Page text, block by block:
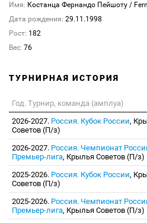
Имя: Костанца Фернандо Пейшоту /
Дата рождения: 29.11.1998
Рост: 182
Вес: 76
ТУРНИРНАЯ ИСТОРИЯ
Год. Турнир, команда (амплуа)
2026-2027. Россия. Кубок России,
Советов (П/з)
2026-2027. Россия. Чемпионат
Премьер-лига, Крылья Советов (П/з)
2025-2026. Россия. Кубок России,
Советов (П/з)
2025-2026. Россия. Чемпионат
Премьер-лига, Крылья Советов (П/з)